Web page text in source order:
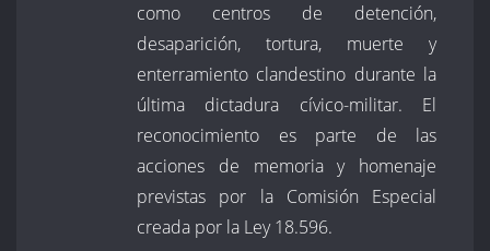
como centros de detención,
desaparición, tortura, muerte y
enterramiento clandestino durante la
última dictadura cívico-militar. El
reconocimiento es parte de las
acciones de memoria y homenaje
previstas por la Comisión Especial
creada por la Ley 18.596.